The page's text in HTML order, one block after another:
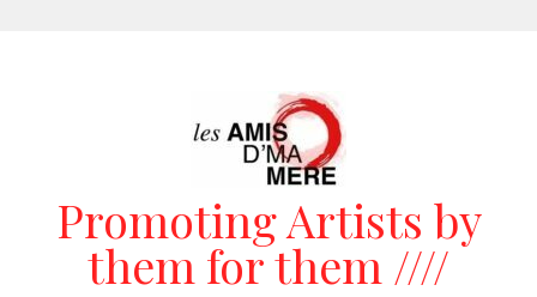
Promoting Artists by
them for them ////